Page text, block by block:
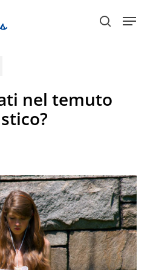
search
Menu
nel temuto